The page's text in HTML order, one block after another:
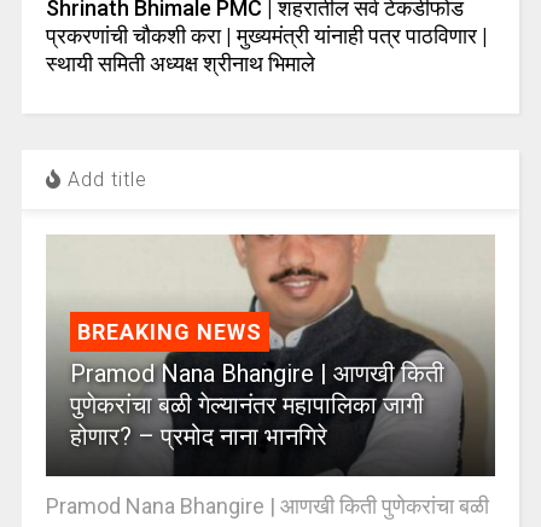
Shrinath Bhimale PMC | शहरातील सर्व टेकडीफोड
प्रकरणांची चौकशी करा | मुख्यमंत्री यांनाही पत्र पाठविणार |
स्थायी समिती अध्यक्ष श्रीनाथ भिमाले
Add title
BREAKING NEWS
Pramod Nana Bhangire | आणखी किती
पुणेकरांचा बळी गेल्यानंतर महापालिका जागी
होणार? – प्रमोद नाना भानगिरे
Pramod Nana Bhangire | आणखी किती पुणेकरांचा बळी